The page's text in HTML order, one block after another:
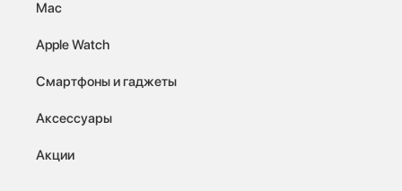
Mac
Apple Watch
Смартфоны и гаджеты
Аксессуары
Акции